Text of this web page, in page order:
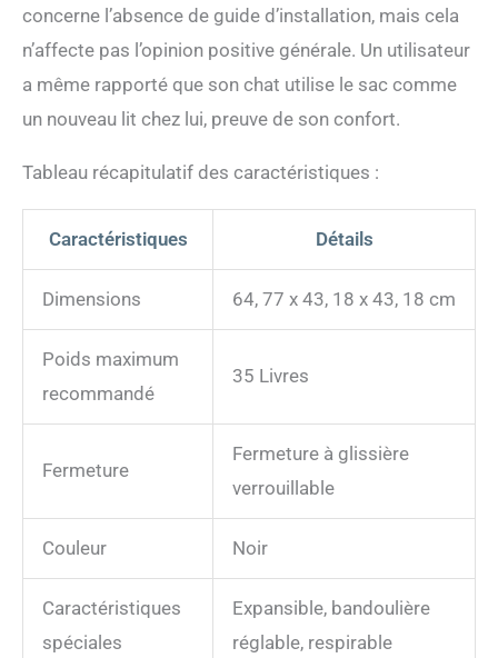
de compagnie. Sangles
avec 2 styles différents et
aider à transporter
facilement.
concerne l’absence de guide d’installation, mais cela
n’affecte pas l’opinion positive générale. Un utilisateur
a même rapporté que son chat utilise le sac comme
un nouveau lit chez lui, preuve de son confort.
Tableau récapitulatif des caractéristiques :
Caractéristiques Détails
Dimensions 64, 77 x 43, 18 x 43, 18 cm
Poids maximum
recommandé
35 Livres
Fermeture
Fermeture à glissière
verrouillable
Couleur Noir
Caractéristiques
spéciales
Expansible, bandoulière
réglable, respirable